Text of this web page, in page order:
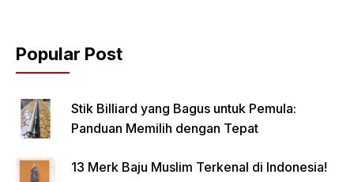
Popular Post
Stik Billiard yang Bagus untuk Pemula:
Panduan Memilih dengan Tepat
13 Merk Baju Muslim Terkenal di Indonesia!